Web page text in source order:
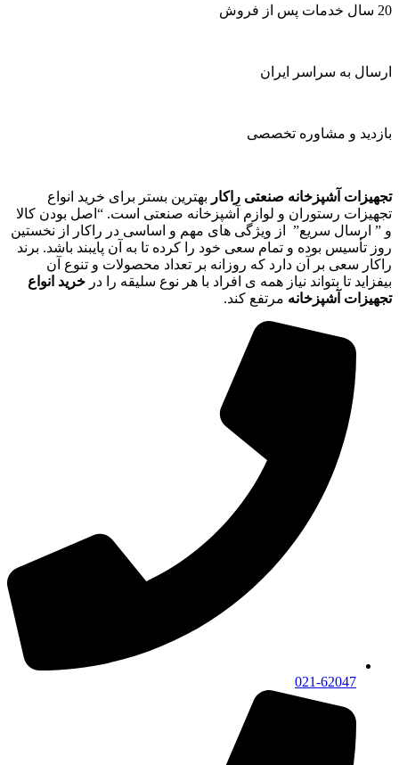
20 سال خدمات پس از فروش
ارسال به سراسر ایران
بازدید و مشاوره تخصصی
تجهیزات آشپزخانه صنعتی راکار بهترین بستر برای خرید انواع
تجهیزات رستوران و لوازم آشپزخانه صنعتی است. “اصل بودن کالا
و ” ارسال سریع” از ویژگی های مهم و اساسی در راکار از نخستین
روز تأسیس بوده و تمام سعی خود را کرده تا به آن پایبند باشد. برند
راکار سعی بر آن دارد که روزانه بر تعداد محصولات و تنوع آن
بیفزاید تا بتواند نیاز همه ی افراد با هر نوع سلیقه را در خرید انواع
تجهیزات آشپزخانه مرتفع کند.
021-62047